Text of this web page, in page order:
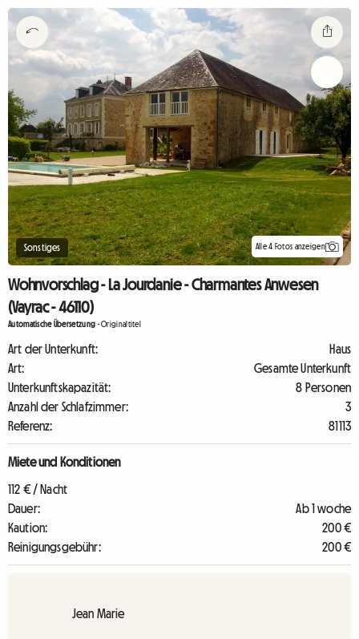
Sonstiges Alle 4 Fotos anzeigen
Wohnvorschlag - La Jourdanie - Charmantes Anwesen
(Vayrac - 46110)
Automatische Übersetzung -Originaltitel
Art der Unterkunft:
Haus
Art:
Gesamte Unterkunft
Unterkunftskapazität:
8 Personen
Anzahl der Schlafzimmer:
3
Referenz:
81113
Miete und Konditionen
112 € / Nacht
Dauer:
Ab 1 woche
Kaution:
200 €
Reinigungsgebühr:
200 €
Jean Marie